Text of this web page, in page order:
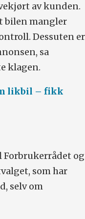
av kunden.
bilen mangler
Dessuten er
sa
klagen.
likbil – fikk
og
som har
selv om